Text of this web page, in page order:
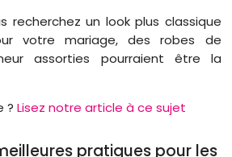
recherchez un look plus classique
votre mariage, des robes de
assorties pourraient être la
?Lisez notre article à ce sujet
pratiques pour les